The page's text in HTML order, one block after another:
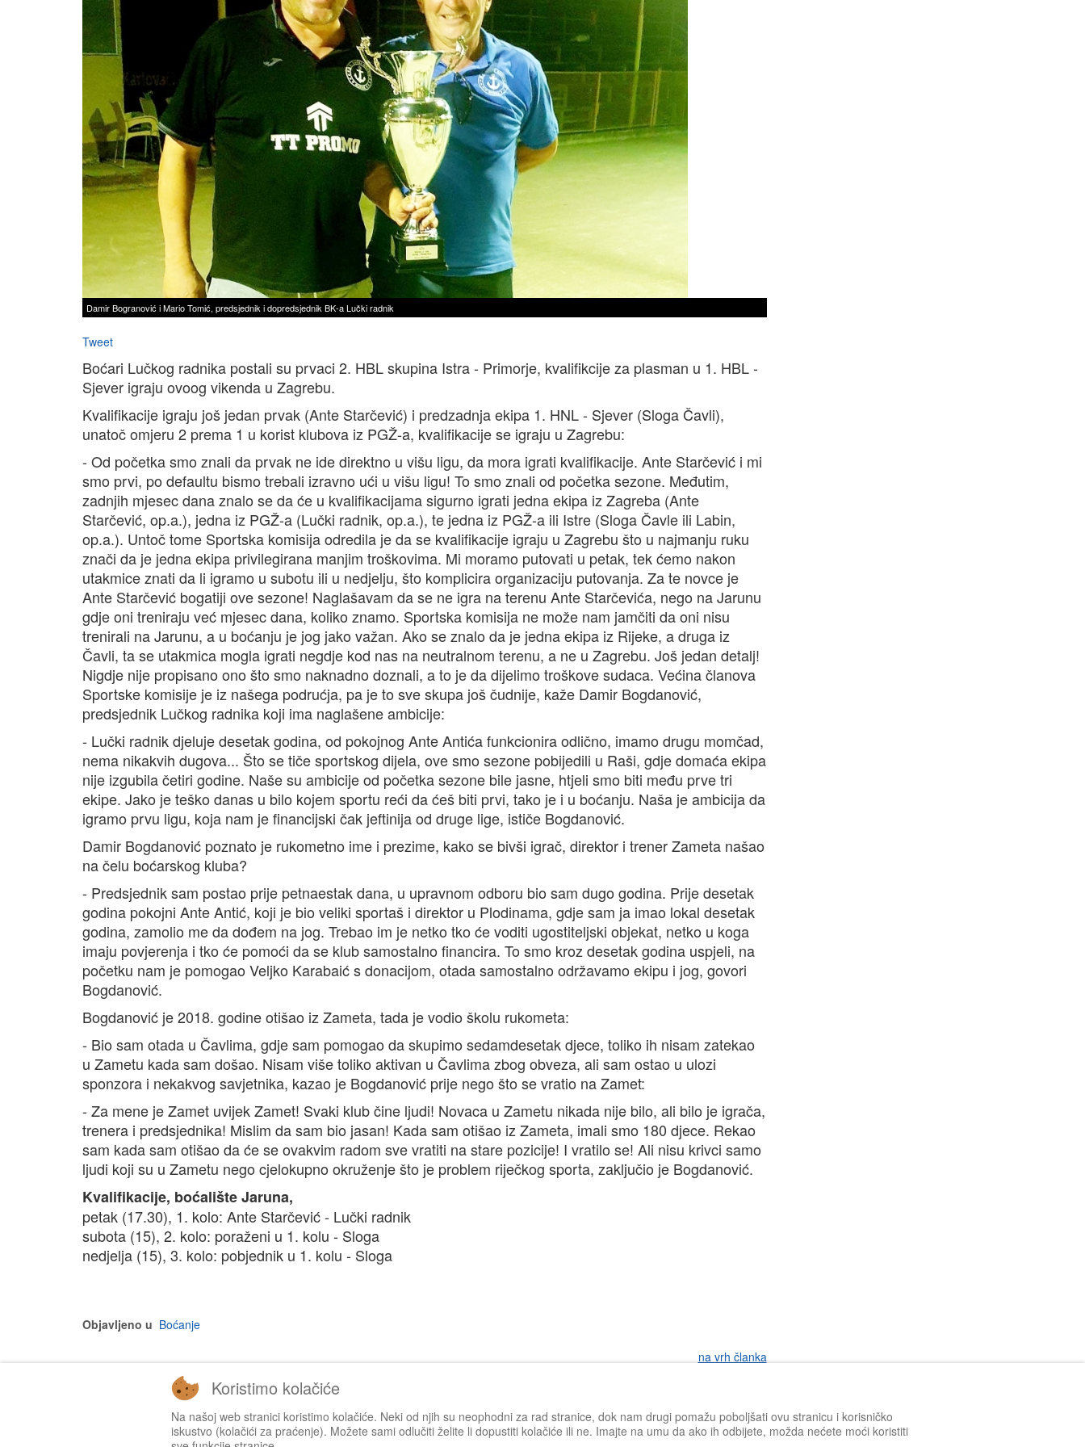
Damir Bogranović i Mario Tomić, predsjednik i dopredsjednik BK-a Lučki radnik
Tweet
Boćari Lučkog radnika postali su prvaci 2. HBL skupina Istra - Primorje, kvalifikcije za plasman u 1. HBL -
Sjever igraju ovoog vikenda u Zagrebu.
Kvalifikacije igraju još jedan prvak (Ante Starčević) i predzadnja ekipa 1. HNL - Sjever (Sloga Čavli),
unatoč omjeru 2 prema 1 u korist klubova iz PGŽ-a, kvalifikacije se igraju u Zagrebu:
- Od početka smo znali da prvak ne ide direktno u višu ligu, da mora igrati kvalifikacije. Ante Starčević i mi
smo prvi, po defaultu bismo trebali izravno ući u višu ligu! To smo znali od početka sezone. Međutim,
zadnjih mjesec dana znalo se da će u kvalifikacijama sigurno igrati jedna ekipa iz Zagreba (Ante
Starčević, op.a.), jedna iz PGŽ-a (Lučki radnik, op.a.), te jedna iz PGŽ-a ili Istre (Sloga Čavle ili Labin,
op.a.). Untoč tome Sportska komisija odredila je da se kvalifikacije igraju u Zagrebu što u najmanju ruku
znači da je jedna ekipa privilegirana manjim troškovima. Mi moramo putovati u petak, tek ćemo nakon
utakmice znati da li igramo u subotu ili u nedjelju, što komplicira organizaciju putovanja. Za te novce je
Ante Starčević bogatiji ove sezone! Naglašavam da se ne igra na terenu Ante Starčevića, nego na Jarunu
gdje oni treniraju već mjesec dana, koliko znamo. Sportska komisija ne može nam jamčiti da oni nisu
trenirali na Jarunu, a u boćanju je jog jako važan. Ako se znalo da je jedna ekipa iz Rijeke, a druga iz
Čavli, ta se utakmica mogla igrati negdje kod nas na neutralnom terenu, a ne u Zagrebu. Još jedan detalj!
Nigdje nije propisano ono što smo naknadno doznali, a to je da dijelimo troškove sudaca. Većina članova
Sportske komisije je iz našega podrućja, pa je to sve skupa još čudnije, kaže Damir Bogdanović,
predsjednik Lučkog radnika koji ima naglašene ambicije:
- Lučki radnik djeluje desetak godina, od pokojnog Ante Antića funkcionira odlično, imamo drugu momčad,
nema nikakvih dugova... Što se tiče sportskog dijela, ove smo sezone pobijedili u Raši, gdje domaća ekipa
nije izgubila četiri godine. Naše su ambicije od početka sezone bile jasne, htjeli smo biti među prve tri
ekipe. Jako je teško danas u bilo kojem sportu reći da ćeš biti prvi, tako je i u boćanju. Naša je ambicija da
igramo prvu ligu, koja nam je financijski čak jeftinija od druge lige, ističe Bogdanović.
Damir Bogdanović poznato je rukometno ime i prezime, kako se bivši igrač, direktor i trener Zameta našao
na čelu boćarskog kluba?
- Predsjednik sam postao prije petnaestak dana, u upravnom odboru bio sam dugo godina. Prije desetak
godina pokojni Ante Antić, koji je bio veliki sportaš i direktor u Plodinama, gdje sam ja imao lokal desetak
godina, zamolio me da dođem na jog. Trebao im je netko tko će voditi ugostiteljski objekat, netko u koga
imaju povjerenja i tko će pomoći da se klub samostalno financira. To smo kroz desetak godina uspjeli, na
početku nam je pomogao Veljko Karabaić s donacijom, otada samostalno održavamo ekipu i jog, govori
Bogdanović.
Bogdanović je 2018. godine otišao iz Zameta, tada je vodio školu rukometa:
- Bio sam otada u Čavlima, gdje sam pomogao da skupimo sedamdesetak djece, toliko ih nisam zatekao
u Zametu kada sam došao. Nisam više toliko aktivan u Čavlima zbog obveza, ali sam ostao u ulozi
sponzora i nekakvog savjetnika, kazao je Bogdanović prije nego što se vratio na Zamet:
- Za mene je Zamet uvijek Zamet! Svaki klub čine ljudi! Novaca u Zametu nikada nije bilo, ali bilo je igrača,
trenera i predsjednika! Mislim da sam bio jasan! Kada sam otišao iz Zameta, imali smo 180 djece. Rekao
sam kada sam otišao da će se ovakvim radom sve vratiti na stare pozicije! I vratilo se! Ali nisu krivci samo
ljudi koji su u Zametu nego cjelokupno okruženje što je problem riječkog sporta, zaključio je Bogdanović.
Kvalifikacije, boćalište Jaruna,
petak (17.30), 1. kolo: Ante Starčević - Lučki radnik
subota (15), 2. kolo: poraženi u 1. kolu - Sloga
nedjelja (15), 3. kolo: pobjednik u 1. kolu - Sloga
Objavljeno u Boćanje
na vrh članka
Impressum
Koristimo kolačiće
Na našoj web stranici koristimo kolačiće. Neki od njih su neophodni za rad stranice, dok nam drugi pomažu poboljšati ovu stranicu i korisničko
iskustvo (kolačići za praćenje). Možete sami odlučiti želite li dopustiti kolačiće ili ne. Imajte na umu da ako ih odbijete, možda nećete moći koristiti